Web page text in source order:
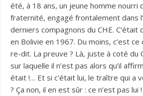
été, à 18 ans, un jeune homme nourri
fraternité, engagé frontalement dans
derniers compagnons du CHE. C’était
en Bolivie en 1967. Du moins, c’est
re-dit. La preuve ? Là, juste à coté du
sur laquelle il n’est pas alors qu’il
était !… Et si c’était lui, le traître qui a
? Ça non, il en est sûr : ce n’est pas lui